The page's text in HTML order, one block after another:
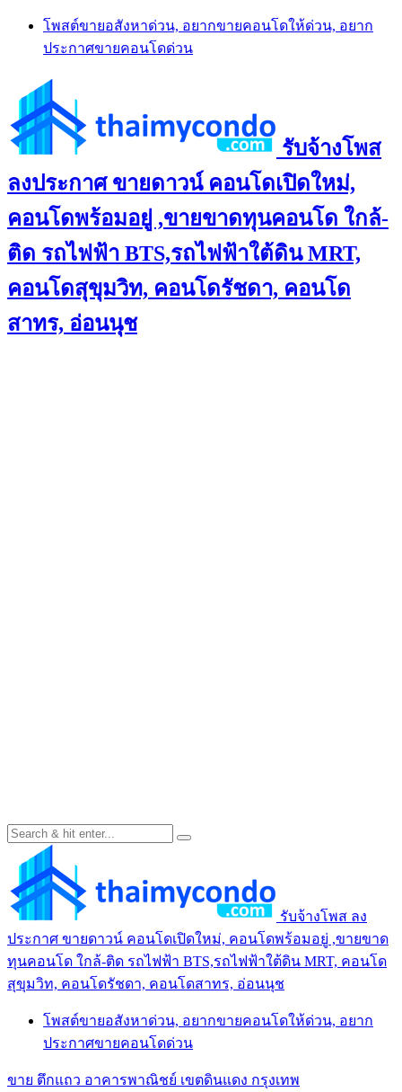
Skip
content
โพสต์ขายอสังหาด่วน, อยากขายคอนโดให้ด่วน, อยาก
ประกาศขายคอนโดด่วน
รับจ้างโพส
ลงประกาศ ขายดาวน์ คอนโดเปิดใหม่,
คอนโดพร้อมอยู่ ,ขายขาดทุนคอนโด ใกล้-
ติด รถไฟฟ้า BTS,รถไฟฟ้าใต้ดิน MRT,
คอนโดสุขุมวิท, คอนโดรัชดา, คอนโด
สาทร, อ่อนนุช
รับจ้างโพส ลง
ประกาศ ขายดาวน์ คอนโดเปิดใหม่, คอนโดพร้อมอยู่ ,ขายขาด
ทุนคอนโด ใกล้-ติด รถไฟฟ้า BTS,รถไฟฟ้าใต้ดิน MRT, คอนโด
สุขุมวิท, คอนโดรัชดา, คอนโดสาทร, อ่อนนุช
โพสต์ขายอสังหาด่วน, อยากขายคอนโดให้ด่วน, อยาก
ประกาศขายคอนโดด่วน
ขาย ตึกแถว อาคารพาณิชย์ เขตดินแดง กรุงเทพ